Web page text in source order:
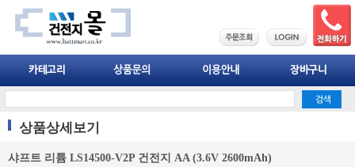
상품상세보기
샤프트 리튬 LS14500-V2P 건전지 AA (3.6V 2600mAh)